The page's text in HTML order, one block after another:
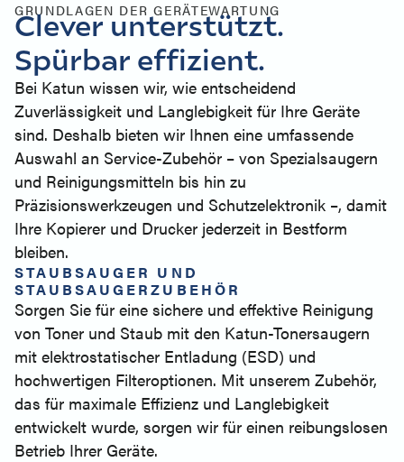
GRUNDLAGEN DER GERÄTEWARTUNG
Clever unterstützt.
Spürbar effizient.
Bei Katun wissen wir, wie entscheidend
Zuverlässigkeit und Langlebigkeit für Ihre Geräte
sind. Deshalb bieten wir Ihnen eine umfassende
Auswahl an Service-Zubehör – von Spezialsaugern
und Reinigungsmitteln bis hin zu
Präzisionswerkzeugen und Schutzelektronik –, damit
Ihre Kopierer und Drucker jederzeit in Bestform
bleiben.
STAUBSAUGER UND
STAUBSAUGERZUBEHÖR
Sorgen Sie für eine sichere und effektive Reinigung
von Toner und Staub mit den Katun-Tonersaugern
mit elektrostatischer Entladung (ESD) und
hochwertigen Filteroptionen. Mit unserem Zubehör,
das für maximale Effizienz und Langlebigkeit
entwickelt wurde, sorgen wir für einen reibungslosen
Betrieb Ihrer Geräte.